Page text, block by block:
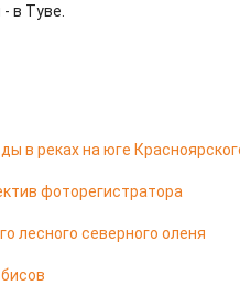
в Туве.
в реках на юге
фоторегистратора
лесного северного оленя